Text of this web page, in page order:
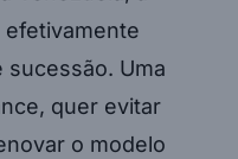
efetivamente
Uma
quer evitar
o modelo